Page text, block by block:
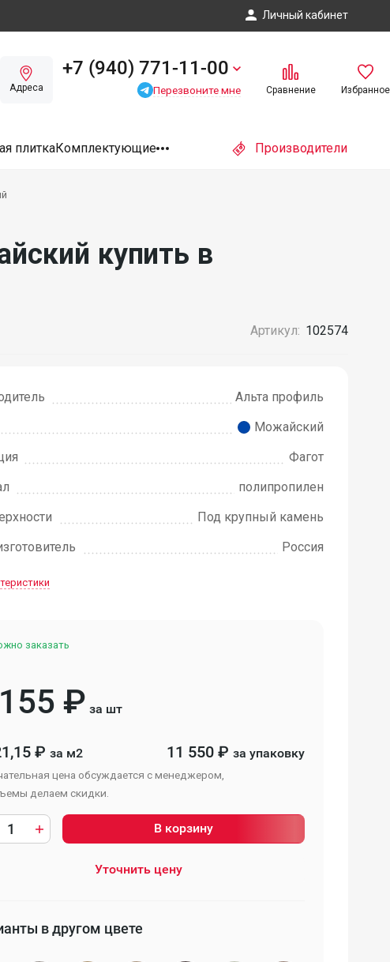
Личный кабинет
Адреса
+7 (940) 771-11-00
Перезвоните мне Сравнение Избранное
плиткаКомплектующие Производители
купить в
Артикул: 102574
Альта профиль
Можайский
Фагот
полипропилен
Под крупный камень
Россия
заказать
₽ за шт
₽ за м2 11 550₽ за упаковку
цена обсуждается с менеджером,
делаем скидки.
В корзину
Уточнить цену
в другом цвете